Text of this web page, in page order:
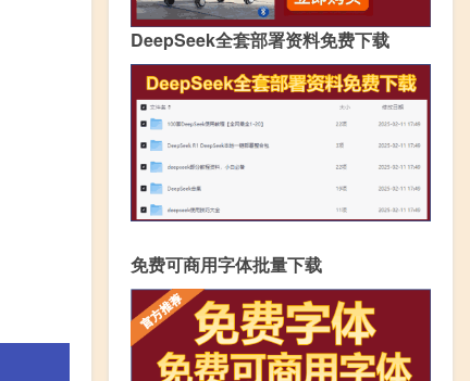
DeepSeek全套部署资料免费下载
免费可商用字体批量下载